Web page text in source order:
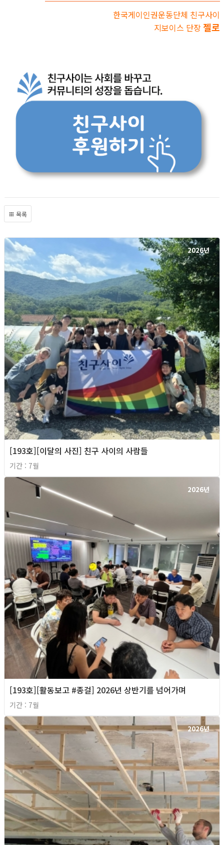
한국게이인권운동단체 친구사이
지보이스 단장 젤로
목록
2026년
[193호][이달의 사진] 친구 사이의 사람들
기간 : 7월
2026년
[193호][활동보고 #종걸] 2026년 상반기를 넘어가며
기간 : 7월
2026년